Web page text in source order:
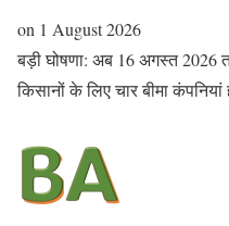
on 1 August 2026
बड़ी घोषणा: अब 16 अगस्त
किसानों के लिए चार बीमा